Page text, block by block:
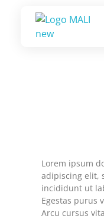
Lorem ipsum
adipiscing elit,
incididunt ut
Egestas purus
Arcu cursus